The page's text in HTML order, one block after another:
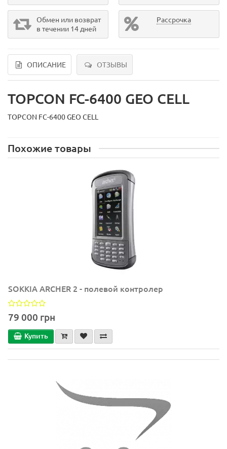
Обмен или возврат
в течении 14 дней
Рассрочка
ОПИСАНИЕ ОТЗЫВЫ
TOPCON FC-6400 GEO CELL
TOPCON FC-6400 GEO CELL
Похожие товары
SOKKIA ARCHER 2 - полевой контролер
79 000 грн
Купить